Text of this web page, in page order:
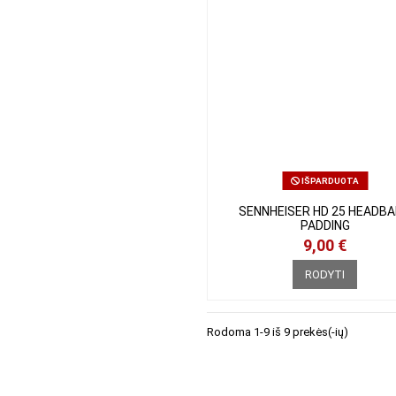
IŠPARDUOTA
SENNHEISER HD 25
PADDING
9,00 €
RODYTI
Rodoma 1-9 iš 9 prekės(-ių)